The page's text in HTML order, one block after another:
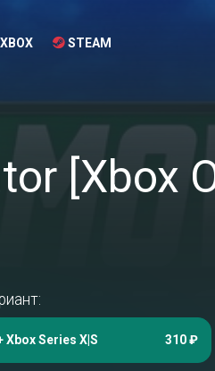
STEAM
[Xbox
Xbox Series X|S 310 ₽